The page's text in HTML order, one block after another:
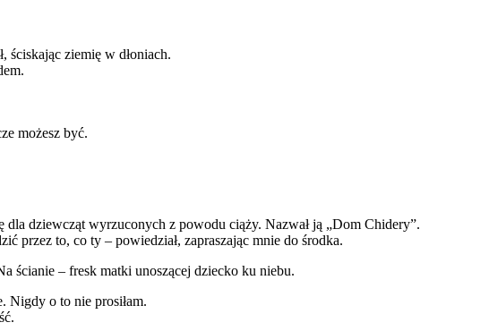
ściskając ziemię w dłoniach.
możesz być.
dla dziewcząt wyrzuconych z powodu ciąży. Nazwał ją „Dom Chidery”.
przez to, co ty – powiedział, zapraszając mnie do środka.
ścianie – fresk matki unoszącej dziecko ku niebu.
Nigdy o to nie prosiłam.